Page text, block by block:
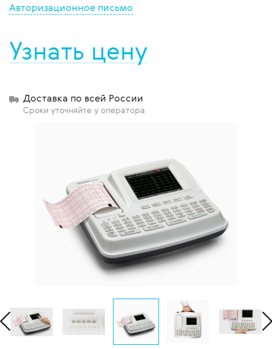
Авторизационное письмо
Узнать цену
Доставка по всей России
Сроки уточняйте у оператора